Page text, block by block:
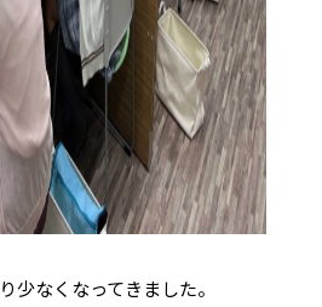
少なくなってきました。